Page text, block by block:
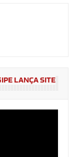
LANÇA SITE